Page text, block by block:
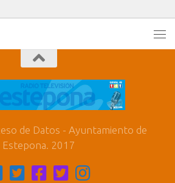
de Datos - Ayuntamiento de
Estepona. 2017